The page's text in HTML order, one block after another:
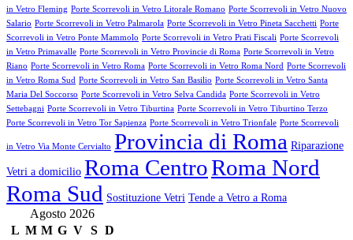
in Vetro Fleming Porte Scorrevoli in Vetro Litorale Romano Porte Scorrevoli in Vetro Nuovo
Salario Porte Scorrevoli in Vetro Palmarola Porte Scorrevoli in Vetro Pineta Sacchetti Porte
Scorrevoli in Vetro Ponte Mammolo Porte Scorrevoli in Vetro Prati Fiscali Porte Scorrevoli
in Vetro Primavalle Porte Scorrevoli in Vetro Provincie di Roma Porte Scorrevoli in Vetro
Riano Porte Scorrevoli in Vetro Roma Porte Scorrevoli in Vetro Roma Nord Porte Scorrevoli
in Vetro Roma Sud Porte Scorrevoli in Vetro San Basilio Porte Scorrevoli in Vetro Santa
Maria Del Soccorso Porte Scorrevoli in Vetro Selva Candida Porte Scorrevoli in Vetro
Settebagni Porte Scorrevoli in Vetro Tiburtina Porte Scorrevoli in Vetro Tiburtino Terzo
Porte Scorrevoli in Vetro Tor Sapienza Porte Scorrevoli in Vetro Trionfale Porte Scorrevoli
in Vetro Via Monte Cervialto Provincia di Roma Riparazione
Vetri a domicilio Roma CentroRoma Nord
Roma Sud Sostituzione Vetri Tende a Vetro a Roma
Agosto 2026
L M M G V S D